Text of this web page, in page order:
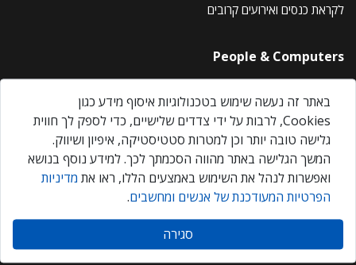
לקראת כנסים ואירועים קרובים
People & Computers
About Us
Privacy Policy
Contact Us
Our Events
אנשים ומחשבים © 2026 – כל הזכויות שמורות
באתר זה נעשה שימוש בטכנולוגיות איסוף מידע כגון
Cookies, לרבות על ידי צדדים שלישיים, כדי לספק לך חווית
גלישה טובה יותר וכן למטרות סטטיסטיקה, איפיון ושיווק.
המשך הגלישה באתר מהווה הסכמתך לכך. למידע נוסף בנושא
ואפשרות לנהל את השימוש באמצעים הללו, ראו את מדיניות
הפרטיות המעודכנת של אנשים ומחשבים.
סגירה